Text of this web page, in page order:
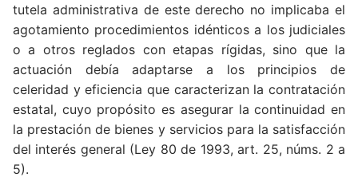
tutela administrativa de este derecho no implicaba el
agotamiento procedimientos idénticos a los judiciales
o a otros reglados con etapas rígidas, sino que la
actuación debía adaptarse a los principios de
celeridad y eficiencia que caracterizan la contratación
estatal, cuyo propósito es asegurar la continuidad en
la prestación de bienes y servicios para la satisfacción
del interés general (Ley 80 de 1993, art. 25, núms. 2 a
5).